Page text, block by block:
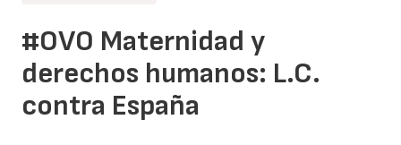
#OVO Maternidad y
derechos humanos: L.C.
contra España